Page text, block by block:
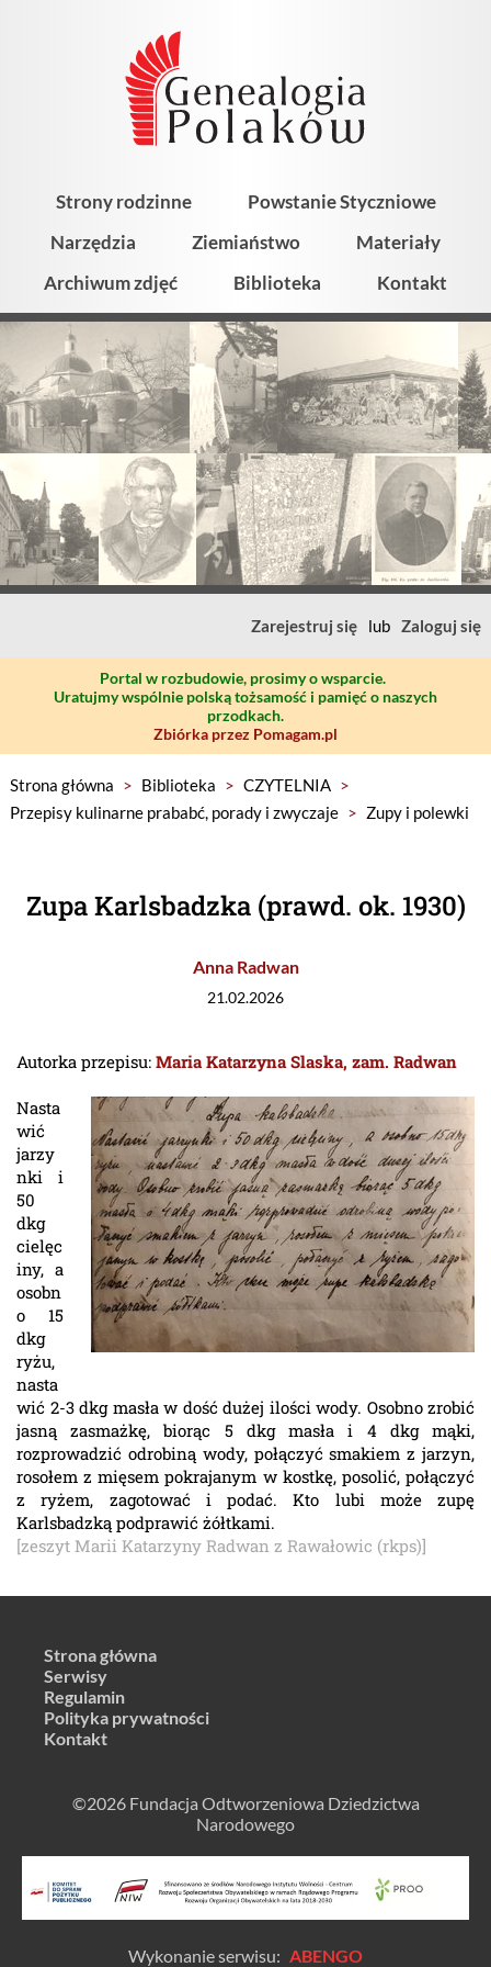
Strony rodzinne
Powstanie Styczniowe
Narzędzia
Ziemiaństwo
Materiały
Archiwum zdjęć
Biblioteka Kontakt
Zarejestruj się lub Zaloguj się
Portal w rozbudowie, prosimy o wsparcie.
Uratujmy wspólnie polską tożsamość i pamięć o naszych
przodkach.
Zbiórka przez Pomagam.pl
Strona główna > Biblioteka > CZYTELNIA >
Przepisy kulinarne prababć, porady i zwyczaje > Zupy i polewki
Zupa Karlsbadzka (prawd. ok. 1930)
Anna Radwan
21.02.2026
Autorka przepisu: Maria Katarzyna Slaska, zam. Radwan
Nasta
wić
jarzy
nki i
50
dkg
cielęc
iny, a
osobn
o 15
dkg
ryżu,
nasta
wić 2-3 dkg masła w dość dużej ilości wody. Osobno zrobić
jasną zasmażkę, biorąc 5 dkg masła i 4 dkg mąki,
rozprowadzić odrobiną wody, połączyć smakiem z jarzyn,
rosołem z mięsem pokrajanym w kostkę, posolić, połączyć
z ryżem, zagotować i podać. Kto lubi może zupę
Karlsbadzką podprawić żółtkami.
[zeszyt Marii Katarzyny Radwan z Rawałowic (rkps)]
Strona główna
Serwisy
Regulamin
Polityka prywatności
Kontakt
©2026 Fundacja Odtworzeniowa Dziedzictwa
Narodowego
Wykonanie serwisu: ABENGO